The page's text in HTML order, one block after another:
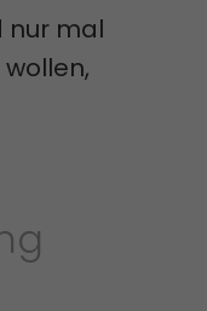
nur mal